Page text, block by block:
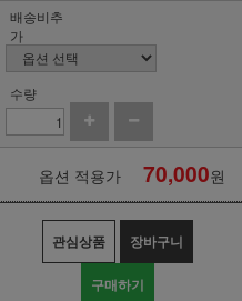
배송비추
가
수량
옵션 적용가 70,000원
관심상품 장바구니
구매하기